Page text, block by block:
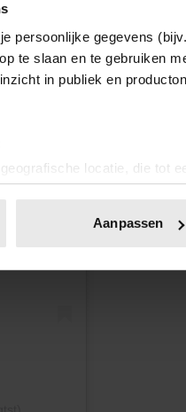
persoonlijke gegevens
te slaan en te gebruiken
in publiek en
locatie, die tot
actief te scannen op
intrekken in de
te
we informatie over uw
kunnen deze
Aanpassen